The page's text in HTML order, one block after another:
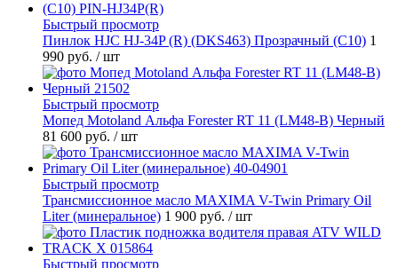
Быстрый просмотр
Пинлок HJC HJ-34P (R) (DKS463) Прозрачный (C10) 1
990 руб. / шт
Быстрый просмотр
Мопед Motoland Альфа Forester RT 11 (LM48-B) Черный
81 600 руб. / шт
Быстрый просмотр
Трансмиссионное масло MAXIMA V-Twin Primary Oil
Liter (минеральное) 1 900 руб. / шт
Быстрый просмотр